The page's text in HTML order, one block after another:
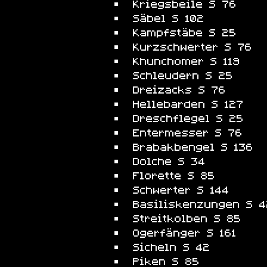
Kriegsbeile S 76
Säbel S 102
Kampfstäbe S 25
Kurzschwerter S 76
Khunchomer S 119
Schleudern S 25
Dreizacks S 76
Hellebarden S 127
Dreschflegel S 25
Entermesser S 76
Brabakbengel S 136
Dolche S 34
Florette S 85
Schwerter S 144
Basiliskenzungen S
Streitkolben S 85
Ogerfänger S 161
Sicheln S 42
Piken S 85